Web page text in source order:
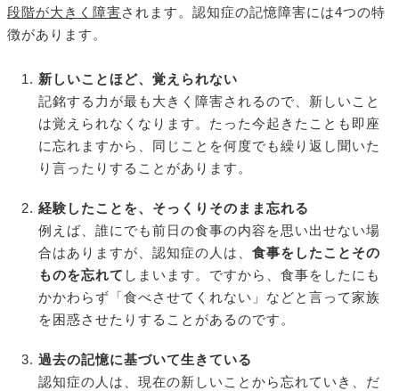
段階が大きく障害されます。認知症の記憶障害には4つの特
徴があります。
新しいことほど、覚えられない
記銘する力が最も大きく障害されるので、新しいこと
は覚えられなくなります。たった今起きたことも即座
に忘れますから、同じことを何度でも繰り返し聞いた
り言ったりすることがあります。
経験したことを、そっくりそのまま忘れる
例えば、誰にでも前日の食事の内容を思い出せない場
合はありますが、認知症の人は、 食事をしたことその
ものを忘れて しまいます。ですから、食事をしたにも
かかわらず「食べさせてくれない」などと言って家族
を困惑させたりすることがあるのです。
過去の記憶に基づいて生きている
認知症の人は、現在の新しいことから忘れていき、だ